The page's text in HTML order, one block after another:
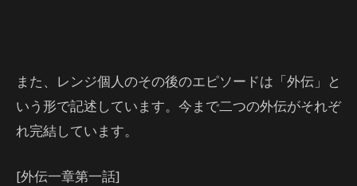
また、レンジ個人のその後のエピソードは「外伝」と
いう形で記述しています。今まで二つの外伝がそれぞ
れ完結しています。
[外伝一章第一話]